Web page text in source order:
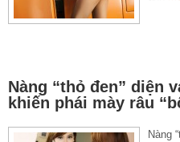
Nàng “thỏ đen” diện
khiến phái mày râu
Nàng